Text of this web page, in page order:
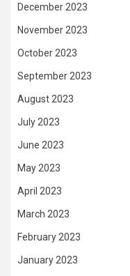
December 2023
November 2023
October 2023
September 2023
August 2023
July 2023
June 2023
May 2023
April 2023
March 2023
February 2023
January 2023